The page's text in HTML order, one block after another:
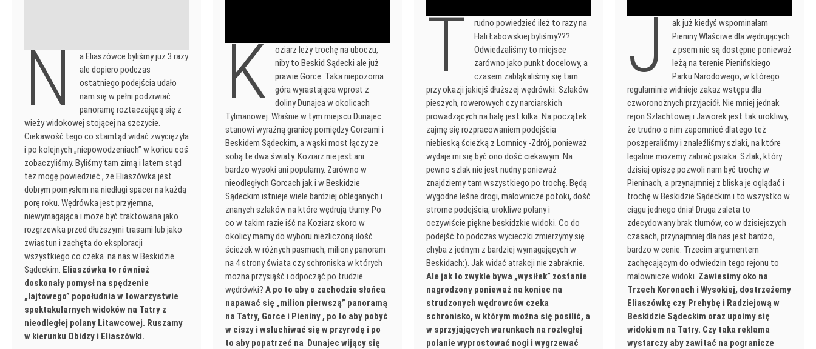
T
rudno powiedzieć ileż to razy na
Hali Łabowskiej byliśmy???
Odwiedzaliśmy to miejsce
zarówno jako punkt docelowy, a
czasem zabłąkaliśmy się tam
przy okazji jakiejś dłuższej wędrówki. Szlaków
pieszych, rowerowych czy narciarskich
prowadzących na halę jest kilka. Na początek
zajmę się rozpracowaniem podejścia
niebieską ścieżką z Łomnicy -Zdrój, ponieważ
wydaje mi się być ono dość ciekawym. Na
pewno szlak nie jest nudny ponieważ
znajdziemy tam wszystkiego po trochę. Będą
wygodne leśne drogi, malownicze potoki, dość
strome podejścia, urokliwe polany i
oczywiście piękne beskidzkie widoki. Co do
podejść to podczas wycieczki zmierzymy się
chyba z jednym z bardziej wymagających w
Beskidach:). Jak widać atrakcji nie zabraknie.
Ale jak to zwykle bywa „wysiłek” zostanie
nagrodzony ponieważ na koniec na
strudzonych wędrowców czeka
schronisko, w którym można się posilić, a
w sprzyjających warunkach na rozległej
polanie wyprostować nogi i wygrzewać
J
ak już kiedyś wspominałam
Pieniny Właściwe dla wędrujących
z psem nie są dostępne ponieważ
leżą na terenie Pienińskiego
Parku Narodowego, w którego
regulaminie widnieje zakaz wstępu dla
czworonożnych przyjaciół. Nie mniej jednak
rejon Szlachtowej i Jaworek jest tak urokliwy,
że trudno o nim zapomnieć dlatego też
poszperaliśmy i znaleźliśmy szlaki, na które
legalnie możemy zabrać psiaka. Szlak, który
dzisiaj opiszę pozwoli nam być trochę w
Pieninach, a przynajmniej z bliska je oglądać i
trochę w Beskidzie Sądeckim i to wszystko w
ciągu jednego dnia! Druga zaleta to
zdecydowany brak tłumów, co w dzisiejszych
czasach, przynajmniej dla nas jest bardzo,
bardzo w cenie. Trzecim argumentem
zachęcającym do odwiedzin tego rejonu to
malownicze widoki. Zawiesimy oko na
Trzech Koronach i Wysokiej, dostrzeżemy
Eliaszówkę czy Prehybę i Radziejową w
Beskidzie Sądeckim oraz upoimy się
widokiem na Tatry. Czy taka reklama
wystarczy aby zawitać na pogranicze
K
oziarz leży trochę na uboczu,
niby to Beskid Sądecki ale już
prawie Gorce. Taka niepozorna
góra wyrastająca wprost z
doliny Dunajca w okolicach
Tylmanowej. Właśnie w tym miejscu Dunajec
stanowi wyraźną granicę pomiędzy Gorcami i
Beskidem Sądeckim, a wąski most łączy ze
sobą te dwa światy. Koziarz nie jest ani
bardzo wysoki ani popularny. Zarówno w
nieodległych Gorcach jak i w Beskidzie
Sądeckim istnieje wiele bardziej obleganych i
znanych szlaków na które wędrują tłumy. Po
co w takim razie iść na Koziarz skoro w
okolicy mamy do wyboru niezliczoną ilość
ścieżek w różnych pasmach, miliony panoram
na 4 strony świata czy schroniska w których
można przysiąść i odpocząć po trudzie
wędrówki? A po to aby o zachodzie słońca
napawać się „milion pierwszą” panoramą
na Tatry, Gorce i Pieniny , po to aby pobyć
w ciszy i wsłuchiwać się w przyrodę i po
to aby popatrzeć na Dunajec wijący się
N
a Eliaszówce byliśmy już 3 razy
ale dopiero podczas
ostatniego podejścia udało
nam się w pełni podziwiać
panoramę roztaczającą się z
wieży widokowej stojącej na szczycie.
Ciekawość tego co stamtąd widać zwyciężyła
i po kolejnych „niepowodzeniach” w końcu coś
zobaczyliśmy. Byliśmy tam zimą i latem stąd
też mogę powiedzieć , że Eliaszówka jest
dobrym pomysłem na niedługi spacer na każdą
porę roku. Wędrówka jest przyjemna,
niewymagająca i może być traktowana jako
rozgrzewka przed dłuższymi trasami lub jako
zwiastun i zachęta do eksploracji
wszystkiego co czeka na nas w Beskidzie
Sądeckim. Eliaszówka to również
doskonały pomysł na spędzenie
„lajtowego” popołudnia w towarzystwie
spektakularnych widoków na Tatry z
nieodległej polany Litawcowej. Ruszamy
w kierunku Obidzy i Eliaszówki.